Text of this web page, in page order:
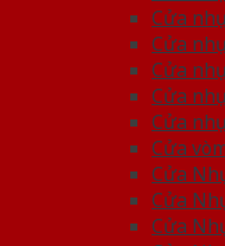
Cửa
Cửa
Cửa
Cửa
Cửa
Cửa
Cửa
Cửa
Cửa